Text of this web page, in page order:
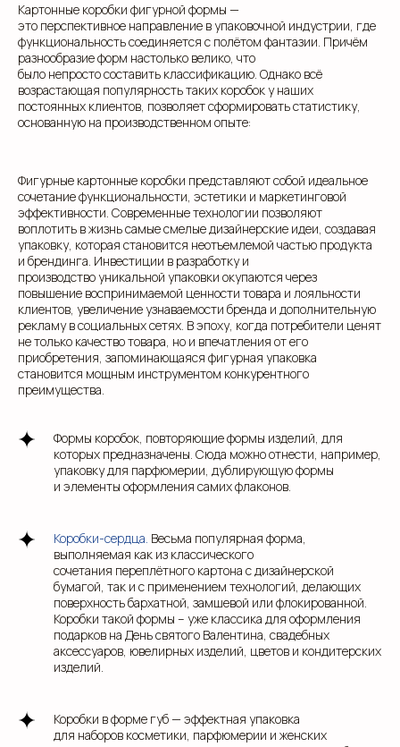
Картонные коробки фигурной формы —
это перспективное направление в упаковочной индустрии, где
функциональность соединяется с полётом фантазии. Причём
разнообразие форм настолько велико, что
было непросто составить классификацию. Однако всё
возрастающая популярность таких коробок у наших
постоянных клиентов, позволяет сформировать статистику,
основанную на производственном опыте:
Фигурные картонные коробки представляют собой идеальное
сочетание функциональности, эстетики и маркетинговой
эффективности. Современные технологии позволяют
воплотить в жизнь самые смелые дизайнерские идеи, создавая
упаковку, которая становится неотъемлемой частью продукта
и брендинга. Инвестиции в разработку и
производство уникальной упаковки окупаются через
повышение воспринимаемой ценности товара и лояльности
клиентов, увеличение узнаваемости бренда и дополнительную
рекламу в социальных сетях. В эпоху, когда потребители ценят
не только качество товара, но и впечатления от его
приобретения, запоминающаяся фигурная упаковка
становится мощным инструментом конкурентного
преимущества.
Формы коробок, повторяющие формы изделий, для
которых предназначены. Сюда можно отнести, например,
упаковку для парфюмерии, дублирующую формы
и элементы оформления самих флаконов.
Коробки-сердца. Весьма популярная форма,
выполняемая как из классического
сочетания переплётного картона с дизайнерской
бумагой, так и с применением технологий, делающих
поверхность бархатной, замшевой или флокированной.
Коробки такой формы – уже классика для оформления
подарков на День святого Валентина, свадебных
аксессуаров, ювелирных изделий, цветов и кондитерских
изделий.
Коробки в форме губ — эффектная упаковка
для наборов косметики, парфюмерии и женских